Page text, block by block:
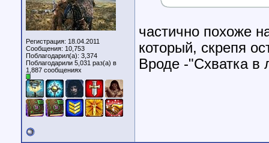
Регистрация: 18.04.2011
Сообщения: 10,753
Поблагодарил(а): 3,374
Поблагодарили 5,031 раз(а) в
1,887 сообщениях
частично похоже
который, скрепя
Вроде -"Схватка в